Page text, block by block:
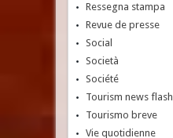
Ressegna stampa
Revue de presse
Social
Società
Société
Tourism news flash
Tourismo breve
Vie quotidienne